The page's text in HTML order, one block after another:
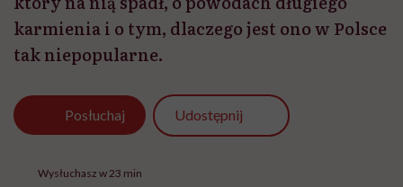
karmienia i o tym, dlaczego jest ono w Polsce
tak niepopularne.
Posłuchaj Udostępnij
Wysłuchasz w 23 min